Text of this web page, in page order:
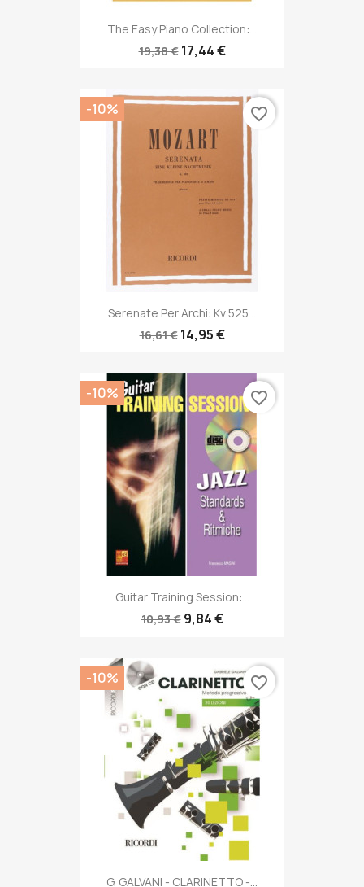
The Easy Piano Collection:...
19,38 € 17,44 €
Serenate Per Archi: Kv 525...
16,61 € 14,95 €
-10% favorite_border
Guitar Training Session:...
10,93 € 9,84 €
-10% favorite_border
G. GALVANI - CLARINETTO -...
-10% favorite_border